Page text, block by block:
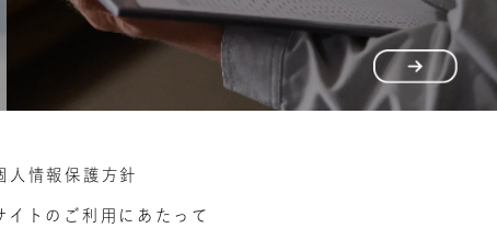
人情報保護方針
イトのご利用にあたって